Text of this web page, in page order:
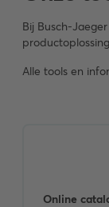
Bij Busch-
Alle tools en
Online